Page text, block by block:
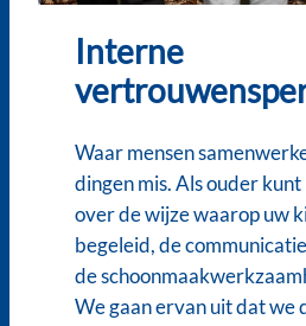
Interne
Waar mensen
dingen mis. Als ouder
over de wijze waarop uw
begeleid, de
de
We gaan ervan uit dat we